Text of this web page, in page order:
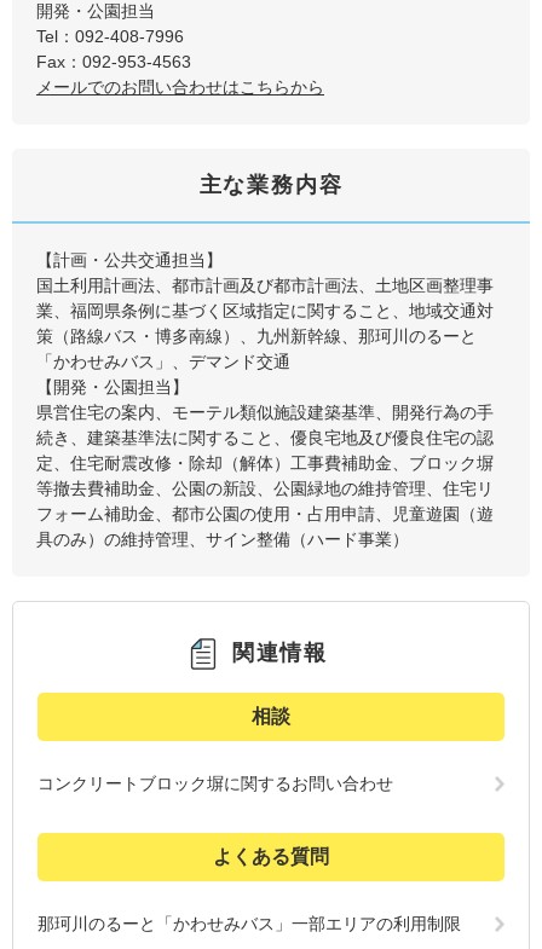
開発・公園担当
Tel：092-408-7996
Fax：092-953-4563
メールでのお問い合わせはこちらから
主な業務内容
【計画・公共交通担当】
国土利用計画法、都市計画及び都市計画法、土地区画整理事
業、福岡県条例に基づく区域指定に関すること、地域交通対
策（路線バス・博多南線）、九州新幹線、那珂川のるーと
「かわせみバス」、デマンド交通
【開発・公園担当】
県営住宅の案内、モーテル類似施設建築基準、開発行為の手
続き、建築基準法に関すること、優良宅地及び優良住宅の認
定、住宅耐震改修・除却（解体）工事費補助金、ブロック塀
等撤去費補助金、公園の新設、公園緑地の維持管理、住宅リ
フォーム補助金、都市公園の使用・占用申請、児童遊園（遊
具のみ）の維持管理、サイン整備（ハード事業）
関連情報
相談
コンクリートブロック塀に関するお問い合わせ
よくある質問
那珂川のるーと「かわせみバス」一部エリアの利用制限